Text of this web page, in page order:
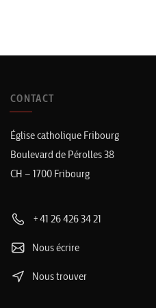
CONTACT
Église catholique Fribourg
Boulevard de Pérolles 38
CH – 1700 Fribourg
+41 26 426 34 21
Nous écrire
Nous trouver